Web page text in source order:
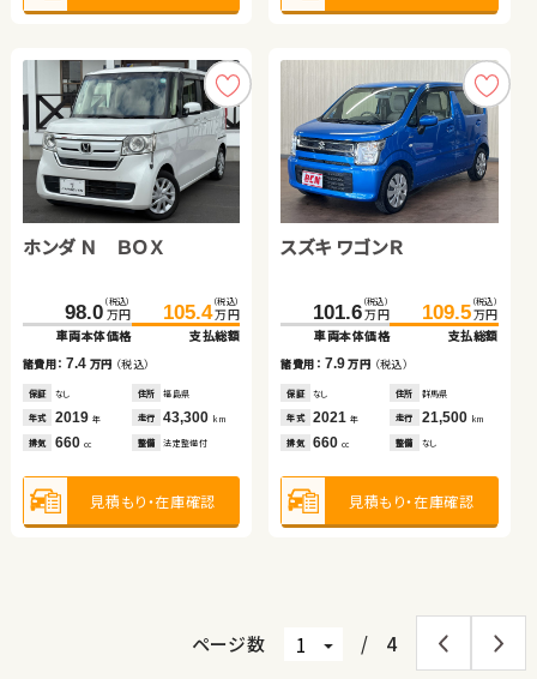
ホンダ Ｎ ＢＯＸ
98.0 （税込）
万円
車両本体価格
105.4（税込）
万円
支払総額
諸費用：7.4 万円 （税込）
保証 なし 住所 福島県
年式 2019 年 走行 43,300 km
排気 660 cc 整備 法定整備付
見積もり・在庫確認
スズキ ワゴンＲ
101.6 （税込）
万円
車両本体価格
109.5 （税込）
万円
支払総額
諸費用： 7.9万円 （税込）
保証 なし 住所 群馬県
年式 2021年 走行 21,500 km
排気 660cc 整備 なし
見積もり・在庫確認
スバル フォレスター
203.9万円
車両本体価格
諸費用：15.9万円 （税込）
保証 あり 住所 埼玉県
排気 2,500cc 整備 法定整備付
スズキ スイフト
113.0万円
車両本体価格
諸費用：12.9万円 （税込）
保証 あり 住所 岩手県
排気 1,300cc 整備 法定整備付
トヨタ ノア ハイブリッド
241.6 （税込）
万円
車両本体価格
255.2（税込）
万円
支払総額
諸費用：13.6万円（税込）
保証 あり 住所 埼玉県
年式 2017 年 走行 42,200 km
排気 1,800 整備 なし
見積もり・在庫確認
ダイハツ ムーヴ
76.5 （税込）
万円
車両本体価格
84.8 （税込）
万円
支払総額
諸費用： 8.3万円 （税込）
保証 あり 住所 福島県
年式 2013年 走行 23,300 km
排気 660cc 整備 なし
見積もり・在庫確認
ページ数 / 4